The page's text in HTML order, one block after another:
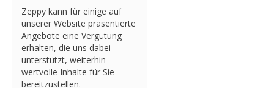
Zeppy kann für einige auf
unserer Website präsentierte
Angebote eine Vergütung
erhalten, die uns dabei
unterstützt, weiterhin
wertvolle Inhalte für Sie
bereitzustellen.